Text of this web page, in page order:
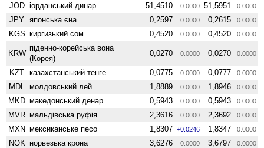
JOD іорданський динар 51,4510 0.0000 51,5951 0.0000
JPY японська єна 0,2597 0.0000 0,2615 0.0000
KGS киргизький сом 0,4520 0.0000 0,4520 0.0000
KRW
піденно-корейська вона
(Корея)
0,0270 0.0000 0,0270 0.0000
KZT казахстанський тенге 0,0775 0.0000 0,0777 0.0000
MDL молдовський лей 1,8889 0.0000 1,8946 0.0000
MKD македонський денар 0,5943 0.0000 0,5943 0.0000
MVR мальдівська руфія 2,3616 0.0000 2,3692 0.0000
MXN мексиканське песо 1,8307 +0.0246 1,8347 0.0000
NOK норвезька крона 3,6276 0.0000 3,6797 0.0000